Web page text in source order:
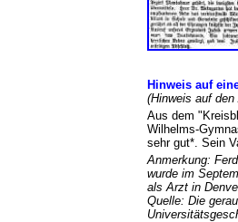
Hinweis auf
(Hinweis auf
Aus dem
Wilhelms-
sehr gut*. Sein
Anmerkung:
wurde im
als Arzt in
Quelle: Die